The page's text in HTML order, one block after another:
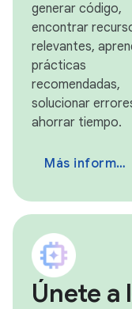
generar código,
encontrar
relevantes,
prácticas
recomendadas,
solucionar
ahorrar tiempo.
Más información
Únete a